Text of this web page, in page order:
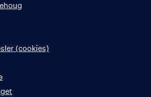
(cookies)